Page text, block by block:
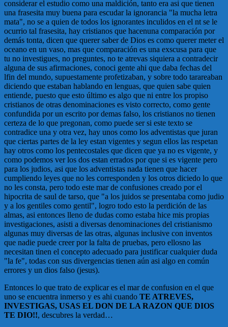
considerar el estudio como una maldición, tanto era asi que tienen
una frasesita muy buena para escudar la ignorancia "la mucha letra
mata", no se a quien de todos los ignorantes inculidos en el nt se le
ocurrio tal frasesita, hay cristianos que hacenuna comparación por
demás tonta, dicen que querer saber de Dios es como querer meter el
oceano en un vaso, mas que comparación es una exscusa para que
tu no investigues, no preguntes, no te atrevas siquiera a contradecir
alguna de sus afirmaciones, conoci gente ahi que daba fechas del
lfin del mundo, supuestamente profetizaban, y sobre todo tarareaban
diciendo que estaban hablando en lenguas, que quien sabe quien
entiende, puesto que esto último es algo que ni entre los propiso
cristianos de otras denominaciones es visto correcto, como gente
confundida por un escrito por demas falso, los cristianos no tienen
certeza de lo que pregonan, como puede ser si este texto se
contradice una y otra vez, hay unos como los adventistas que juran
que ciertas partes de la ley estan vigentes y segun ellos las respetan
hay otros como los pentecostales que dicen que ya no es vigente, y
como podemos ver los dos estan errados por que si es vigente pero
para los judios, asi que los adventistas nada tienen que hacer
cumpliendo leyes que no les corresponden y los otros diciedo lo que
no les consta, pero todo este mar de confusiones creado por el
hipocrita de saul de tarso, que "a los juidos se presentaba como judio
y a los gentiles como gentil", logro todo esto la perdición de las
almas, asi entonces lleno de dudas como estaba hice mis propias
investigaciones, asisti a diversas denominaciones del cristianismo
algunas muy diversas de las otras, algunas inclusive con inventos
que nadie puede creer por la falta de pruebas, pero ellosno las
necesitan tinen el concepto adecuado para justificar cualquier duda
"la fe", todas con sus divergencias tienen aún asi algo en común
errores y un dios falso (jesus).
Entonces lo que trato de explicar es el mar de confusion en el que
uno se encuentra inmerso y es ahi cuando TE ATREVES,
INVESTIGAS, USAS EL DON DE LA RAZON QUE DIOS
TE DIO!!, descubres la verdad…